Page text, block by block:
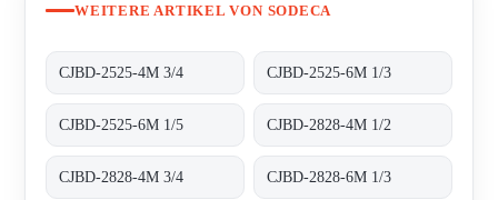
WEITERE ARTIKEL VON SODECA
CJBD-2525-4M 3/4 CJBD-2525-6M 1/3
CJBD-2525-6M 1/5 CJBD-2828-4M 1/2
CJBD-2828-4M 3/4 CJBD-2828-6M 1/3